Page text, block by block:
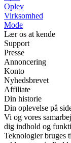
Oplev
Virksomhed
Mode
Lær os at kende
Support
Presse
Annoncering
Konto
Nyhedsbrevet
Affiliate
Din historie
Din oplevelse på
Vi og vores
dig indhold og
Teknologier bruges